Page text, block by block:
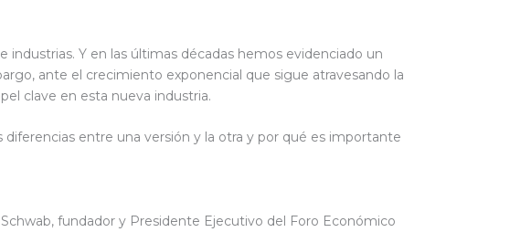
Y en las últimas décadas hemos evidenciado un
ante el crecimiento exponencial que sigue atravesando la
clave en esta nueva industria.
entre una versión y la otra y por qué es importante
fundador y Presidente Ejecutivo del Foro Económico